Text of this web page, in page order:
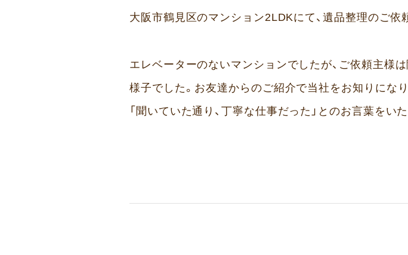
大阪市鶴見区のマンション2LDKにて、遺品整理のご依
エレベーターのないマンションでしたが、ご依頼主様
様子でした。お友達からのご紹介で当社をお知りにな
「聞いていた通り、丁寧な仕事だった」とのお言葉をい